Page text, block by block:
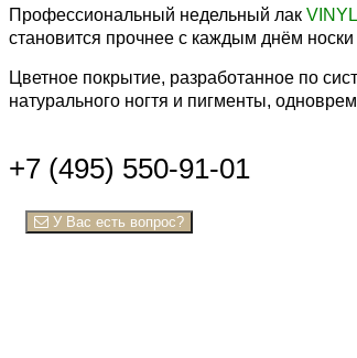
Профессиональный недельный лак
становится прочнее с каждым днём
Цветное покрытие, разработанное по
натурального ногтя и пигменты,
+7 (495) 550-91-01
У Вас есть вопрос?